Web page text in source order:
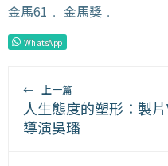
金馬61 ﹒ 金馬獎 ﹒
WhatsApp
← 上一篇
人生態度的塑形：製
導演吳璠